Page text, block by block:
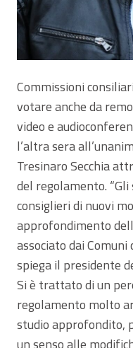
Commissioni
votare anche da
video e
l’altra sera
Tresinaro Secchia
del regolamento.
consiglieri di nuovi
approfondimento
associato dai Comuni
spiega il presidente
Si è trattato di un
regolamento molto
studio approfondito,
un senso alle